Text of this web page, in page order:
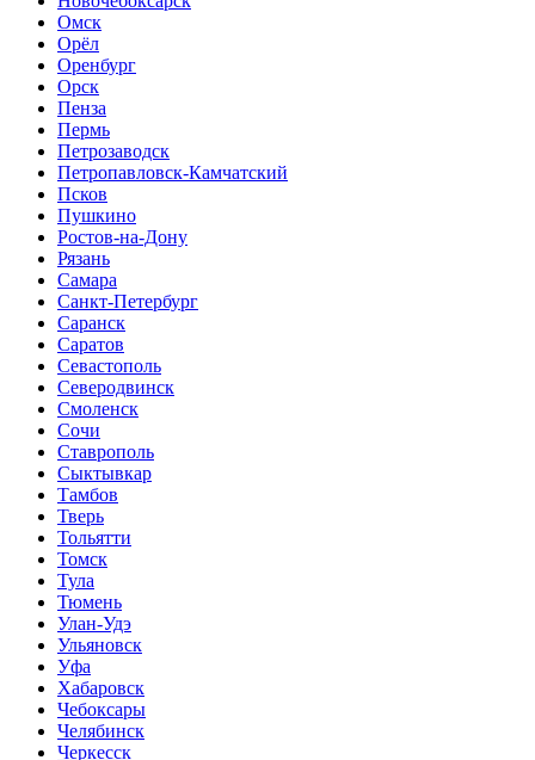
Омск
Орёл
Оренбург
Орск
Пенза
Пермь
Петрозаводск
Петропавловск-Камчатский
Псков
Пушкино
Ростов-на-Дону
Рязань
Самара
Санкт-Петербург
Саранск
Саратов
Севастополь
Северодвинск
Смоленск
Сочи
Ставрополь
Сыктывкар
Тамбов
Тверь
Тольятти
Томск
Тула
Тюмень
Улан-Удэ
Ульяновск
Уфа
Хабаровск
Чебоксары
Челябинск
Черкесск